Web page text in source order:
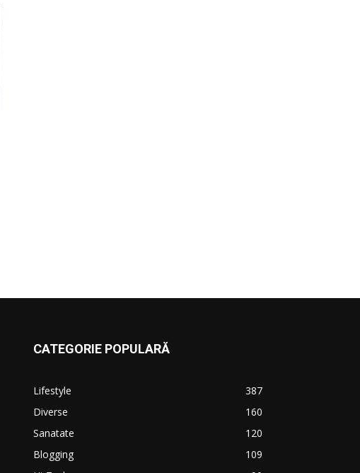
CATEGORIE POPULARĂ
Lifestyle
387
Diverse
160
Sanatate
120
Blogging
109